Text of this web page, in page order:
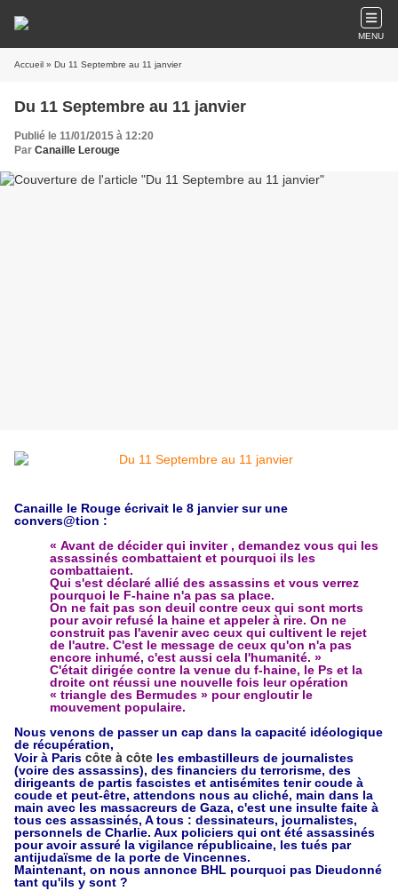
MENU
Accueil » Du 11 Septembre au 11 janvier
Du 11 Septembre au 11 janvier
Publié le 11/01/2015 à 12:20
Par Canaille Lerouge
Canaille le Rouge écrivait le 8 janvier sur une
convers@tion :
« Avant de décider qui inviter , demandez vous qui les
assassinés combattaient et pourquoi ils les
combattaient.
Qui s'est déclaré allié des assassins et vous verrez
pourquoi le F-haine n'a pas sa place.
On ne fait pas son deuil contre ceux qui sont morts
pour avoir refusé la haine et appeler à rire. On ne
construit pas l'avenir avec ceux qui cultivent le rejet
de l'autre. C'est le message de ceux qu'on n'a pas
encore inhumé, c'est aussi cela l'humanité. »
C'était dirigée contre la venue du f-haine, le Ps et la
droite ont réussi une nouvelle fois leur opération
« triangle des Bermudes » pour engloutir le
mouvement populaire.
Nous venons de passer un cap dans la capacité idéologique
de récupération,
Voir à Paris côte à côte les embastilleurs de journalistes
(voire des assassins), des financiers du terrorisme, des
dirigeants de partis fascistes et antisémites tenir coude à
coude et peut-être, attendons nous au cliché, main dans la
main avec les massacreurs de Gaza, c'est une insulte faite à
tous ces assassinés, A tous : dessinateurs, journalistes,
personnels de Charlie. Aux policiers qui ont été assassinés
pour avoir assuré la vigilance républicaine, les tués par
antijudaïsme de la porte de Vincennes.
Maintenant, on nous annonce BHL pourquoi pas Dieudonné
tant qu'ils y sont ?